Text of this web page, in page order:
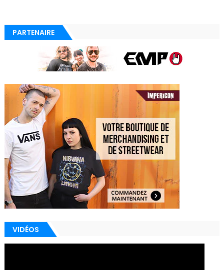
PARTENAIRE
VIDÉOS